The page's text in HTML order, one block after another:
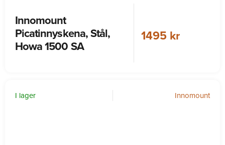
Innomount
Picatinnyskena, Stål,
Howa 1500 SA
1495 kr
I lager Innomount